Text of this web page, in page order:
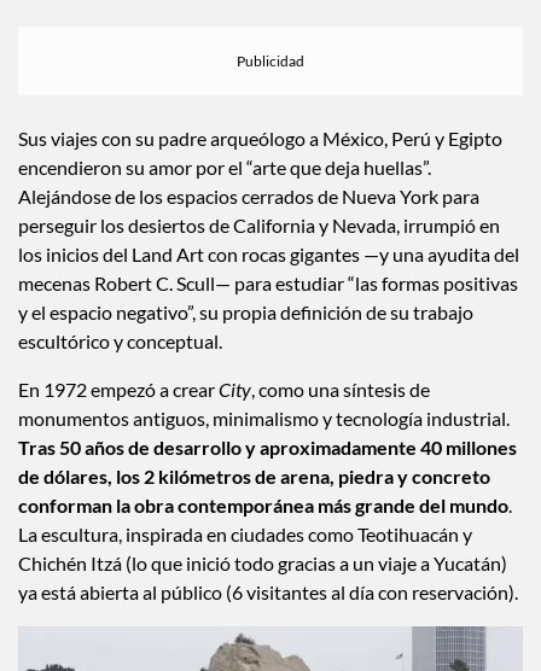
Sus viajes con su padre arqueólogo a México, Perú y Egipto
encendieron su amor por el “arte que deja huellas”.
Alejándose de los espacios cerrados de Nueva York para
perseguir los desiertos de California y Nevada, irrumpió en
los inicios del Land Art con rocas gigantes —y una ayudita del
mecenas Robert C. Scull— para estudiar “las formas positivas
y el espacio negativo”, su propia definición de su trabajo
escultórico y conceptual.
En 1972 empezó a crearCity , como una síntesis de
monumentos antiguos, minimalismo y tecnología industrial.
Tras 50 años de desarrollo y aproximadamente 40 millones
de dólares, los 2 kilómetros de arena, piedra y concreto
conforman la obra contemporánea más grande del mundo
La escultura, inspirada en ciudades como Teotihuacán y
Chichén Itzá (lo que inició todo gracias a un viaje a Yucatán)
ya está abierta al público (6 visitantes al día con reservación).